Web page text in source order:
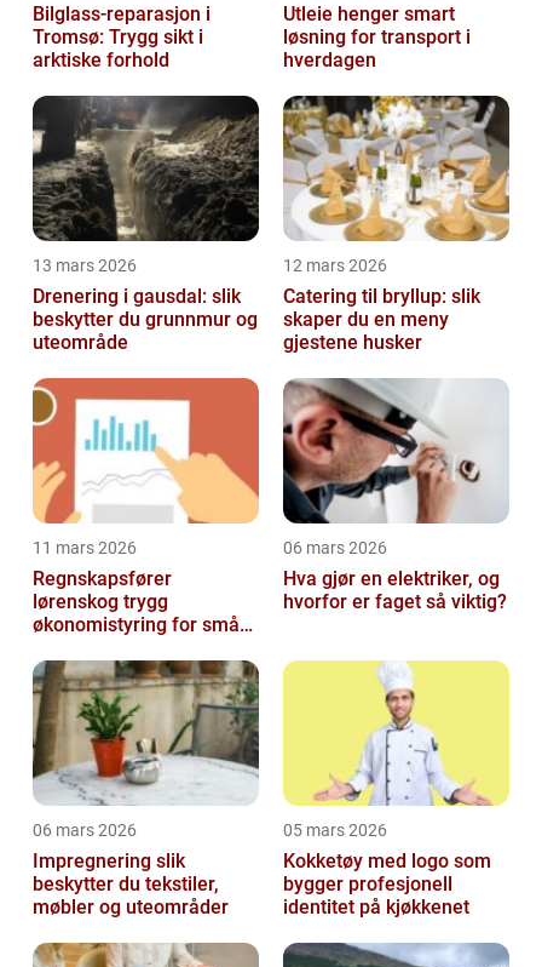
Bilglass-reparasjon i
Tromsø: Trygg sikt i
arktiske forhold
Utleie henger smart
løsning for transport i
hverdagen
13 mars 2026
Drenering i gausdal: slik
beskytter du grunnmur og
uteområde
12 mars 2026
Catering til bryllup: slik
skaper du en meny
gjestene husker
11 mars 2026
Regnskapsfører
lørenskog trygg
økonomistyring for små
06 mars 2026
Hva gjør en elektriker, og
hvorfor er faget så viktig?
06 mars 2026
Impregnering slik
beskytter du tekstiler,
møbler og uteområder
05 mars 2026
Kokketøy med logo som
bygger profesjonell
identitet på kjøkkenet